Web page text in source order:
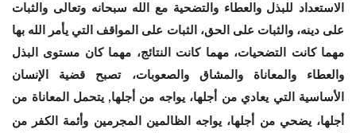
الاستعداد للبذل والعطاء والتضحية مع الله سبحانه وتعالى والثبات
على دينه، والثبات على الحق، الثبات على المواقف التي يأمر الله بها
مهما كانت التضحيات، مهما كانت النتائج، مهما كان مستوى البذل
والعطاء والمعاناة والمشاق والصعوبات، تصبح قضية الإنسان
الأساسية التي يعادي من أجلها، يواجه من أجلها,يتحمل المعاناة من
أجلها، يضحي من أجلها، يواجه الظالمين المجرمين وأئمة الكفر من